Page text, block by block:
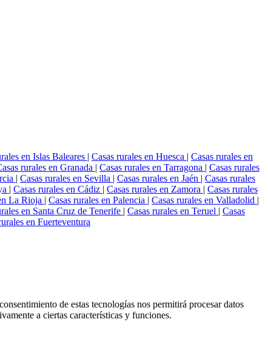
en Islas Baleares | Casas rurales en Huesca | Casas rurales en
rurales en Granada | Casas rurales en Tarragona | Casas rurales
| Casas rurales en Sevilla | Casas rurales en Jaén | Casas rurales
| Casas rurales en Cádiz | Casas rurales en Zamora | Casas rurales
La Rioja | Casas rurales en Palencia | Casas rurales en Valladolid |
en Santa Cruz de Tenerife | Casas rurales en Teruel | Casas
en Fuerteventura
de estas tecnologías nos permitirá procesar datos
a ciertas características y funciones.